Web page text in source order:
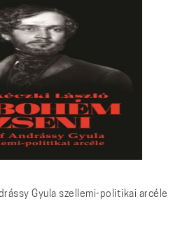
Gyula szellemi-politikai arcéle